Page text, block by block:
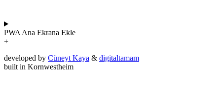
PWA Ana Ekrana Ekle
+
developed by Cüneyt Kaya & digitaltamam
built in Kornwestheim